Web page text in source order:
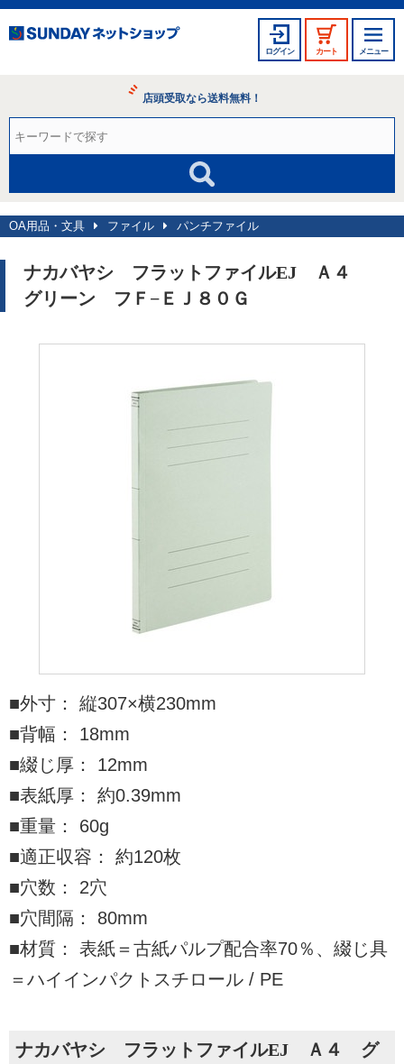
ログイン カート メニュー
店頭受取なら送料無料！
OA用品・文具 ファイル パンチファイル
ナカバヤシ フラットファイルEJ Ａ４
グリーン フＦ−ＥＪ８０Ｇ
■外寸： 縦307×横230mm
■背幅： 18mm
■綴じ厚： 12mm
■表紙厚： 約0.39mm
■重量： 60g
■適正収容： 約120枚
■穴数： 2穴
■穴間隔： 80mm
■材質： 表紙＝古紙パルプ配合率70％、綴じ具
＝ハイインパクトスチロール / PE
ナカバヤシ フラットファイルEJ Ａ４ グ